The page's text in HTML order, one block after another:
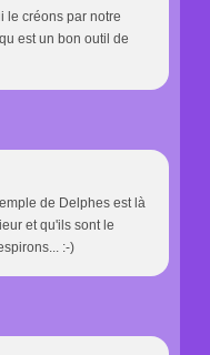
le créons par notre
est un bon outil de
de Delphes est là
et qu'ils sont le
:-)